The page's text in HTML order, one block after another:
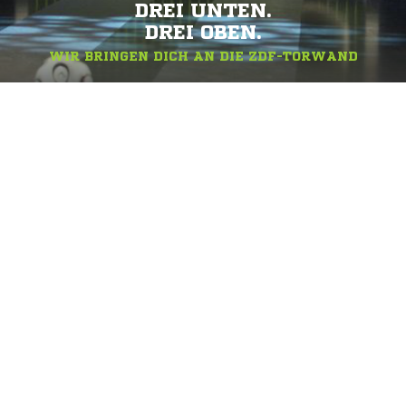
DREI UNTEN.
DREI OBEN.
WIR BRINGEN DICH AN DIE ZDF-TORWAND